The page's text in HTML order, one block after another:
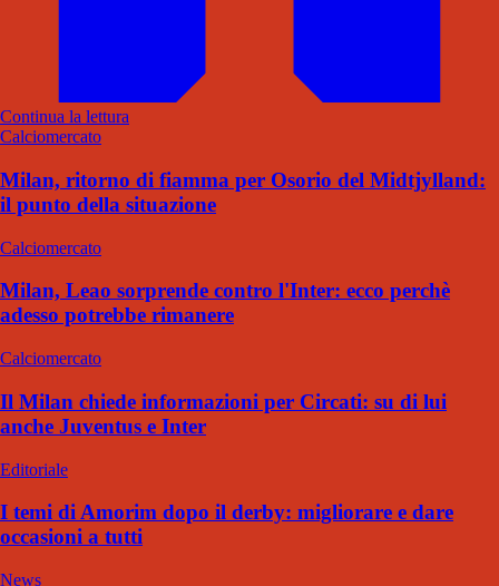
Continua la lettura
Calciomercato
Milan, ritorno di fiamma per Osorio del Midtjylland:
il punto della situazione
Calciomercato
Milan, Leao sorprende contro l'Inter: ecco perchè
adesso potrebbe rimanere
Calciomercato
Il Milan chiede informazioni per Circati: su di lui
anche Juventus e Inter
Editoriale
I temi di Amorim dopo il derby: migliorare e dare
occasioni a tutti
News